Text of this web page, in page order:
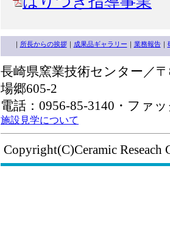
所長からの挨拶｜ 成果品ギャラリー 業務報告｜
長崎県窯業技術センター／
場郷605-2
電話：0956-85-3140・ファ
施設見学について
Copyright(C)Ceramic